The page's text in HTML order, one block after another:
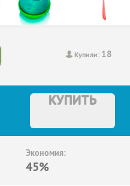
Купили: 18
КУПИТЬ
Экономия:
45%